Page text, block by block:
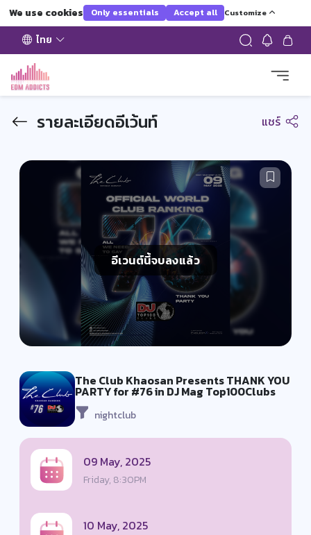
We use cookies Only essentials Accept all Customize
ไทย
รายละเอียดอีเว้นท์ แชร์
อีเวนต์นี้จบลงแล้ว
The Club Khaosan Presents THANK YOU
PARTY for #76 in DJ Mag Top100Clubs
nightclub
09 May, 2025
Friday, 8:30PM
10 May, 2025